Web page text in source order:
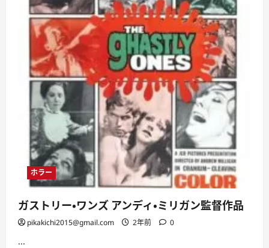
ホラー
ガストリー・ワンズ アンディ・ミリガン監督作品
pikakichi2015@gmail.com 2年前 0
...